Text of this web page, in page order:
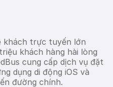
khách trực tuyến lớn
khách hàng hài lòng
cung cấp dịch vụ đặt
dụng di động iOS và
đường chính.